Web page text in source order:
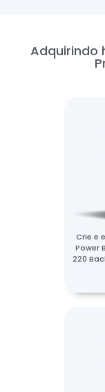
Adquirindo
Crie e
Power
220